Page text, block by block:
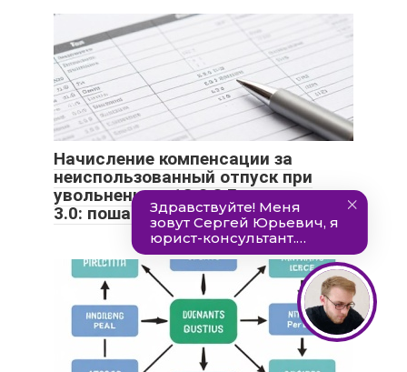
Начисление компенсации за
неиспользованный отпуск при
увольнении в 1С 8.3 Бухгалтерия
3.0: пошаговая инструкция